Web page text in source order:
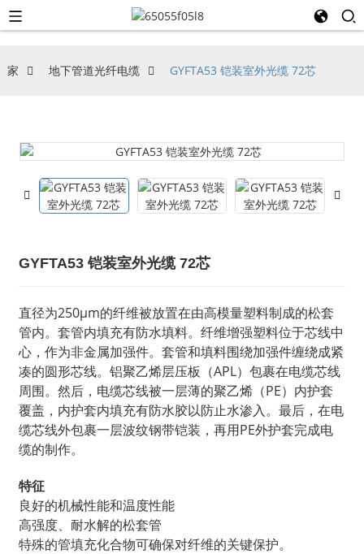
家 地下管道光纤电缆 GYFTA53 铠装室外光缆 72芯
GYFTA53 铠装室外光缆 72芯
直径为250μm的纤维被放置在由高模量塑料制成的松套
管内。套管内填充有防水填料。纤维增强塑料位于芯线中
心，作为非金属加强件。套管和填料围绕加强件缠绕成紧
凑的圆形芯线。铝聚乙烯层压板（APL）包裹在电缆芯线
周围。然后，电缆芯线被一层薄的聚乙烯（PE）内护套
覆盖，内护套内填充有防水胶以防止水渗入。最后，在电
缆芯线外包裹一层波纹钢带铠装，再用PE外护套完成电
缆的制作。
特征
良好的机械性能和温度性能
高强度、耐水解的松套管
特殊的管填充化合物可确保对纤维的关键保护。